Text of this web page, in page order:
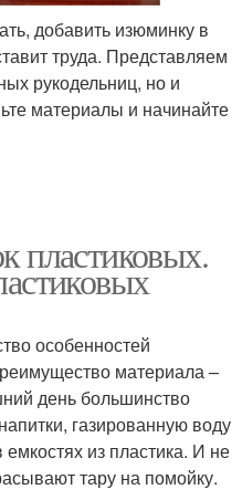
добавить изюминку в
труда. Представляем
рукодельниц, но и
материалы и начинайте
пластиковых.
особенностей
материала –
день большинство
газированную воду
из пластика. И не
тару на помойку.